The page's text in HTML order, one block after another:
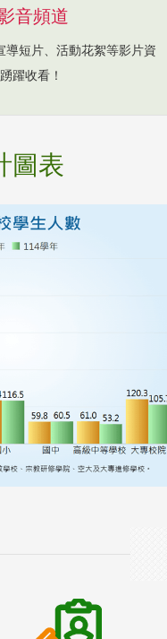
音頻道
導短片、活動花絮等影片資
躍收看！
圖表